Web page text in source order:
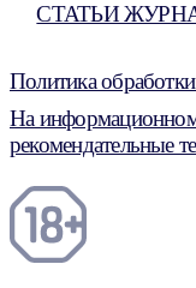
СТАТЬИ
Политика
На
рекомендательные